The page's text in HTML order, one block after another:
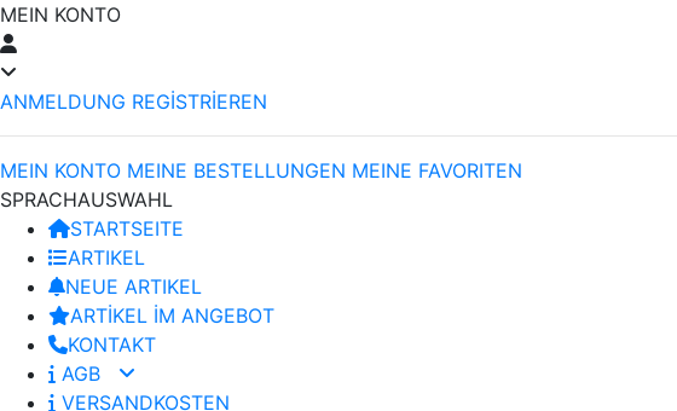
MEIN KONTO
ANMELDUNG REGİSTRİEREN
MEIN KONTO MEINE BESTELLUNGEN MEINE FAVORITEN
SPRACHAUSWAHL
STARTSEITE
ARTIKEL
NEUE ARTIKEL
ARTİKEL İM ANGEBOT
KONTAKT
AGB
VERSANDKOSTEN